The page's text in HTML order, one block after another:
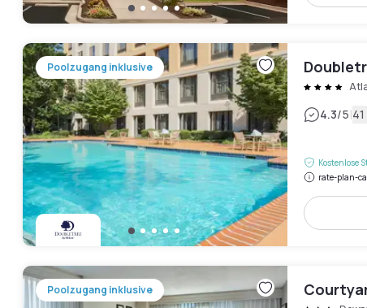
Poolzugang inklusive
4.3/5|
Kostenlose
rate-plan-
Poolzugang inklusive